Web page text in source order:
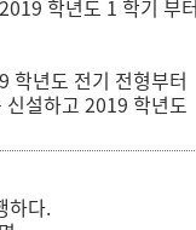
학년도 1 학기 부
학년도 전기 전형부터
설하고 2019 학년도
하다.